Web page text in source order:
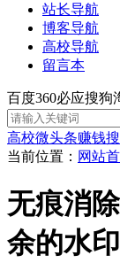
站长导航
博客导航
高校导航
留言本
百度360必应搜狗
高校微头条赚钱
当前位置： 网站
无痕消
余的水